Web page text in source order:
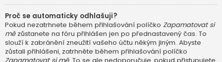
Proč se automaticky odhlašuji?
Pokud nezatrhnete během přihlašování políčko Zapamatovat si
mězůstanete na fóru přihlášen jen po přednastavený čas. To
slouží k zabránění zneužití vašeho účtu někým jiným. Abyste
zůstali přihlášeni, zatrhněte během přihlašování políčko